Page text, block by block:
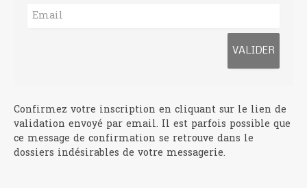
Confirmez votre inscription en cliquant sur le lien de
validation envoyé par email. Il est parfois possible que
ce message de confirmation se retrouve dans le
dossiers indésirables de votre messagerie.